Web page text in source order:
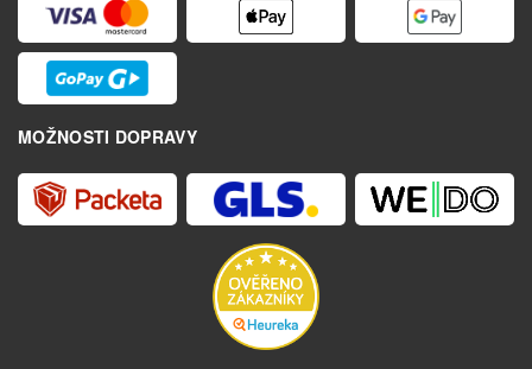
MOŽNOSTI DOPRAVY